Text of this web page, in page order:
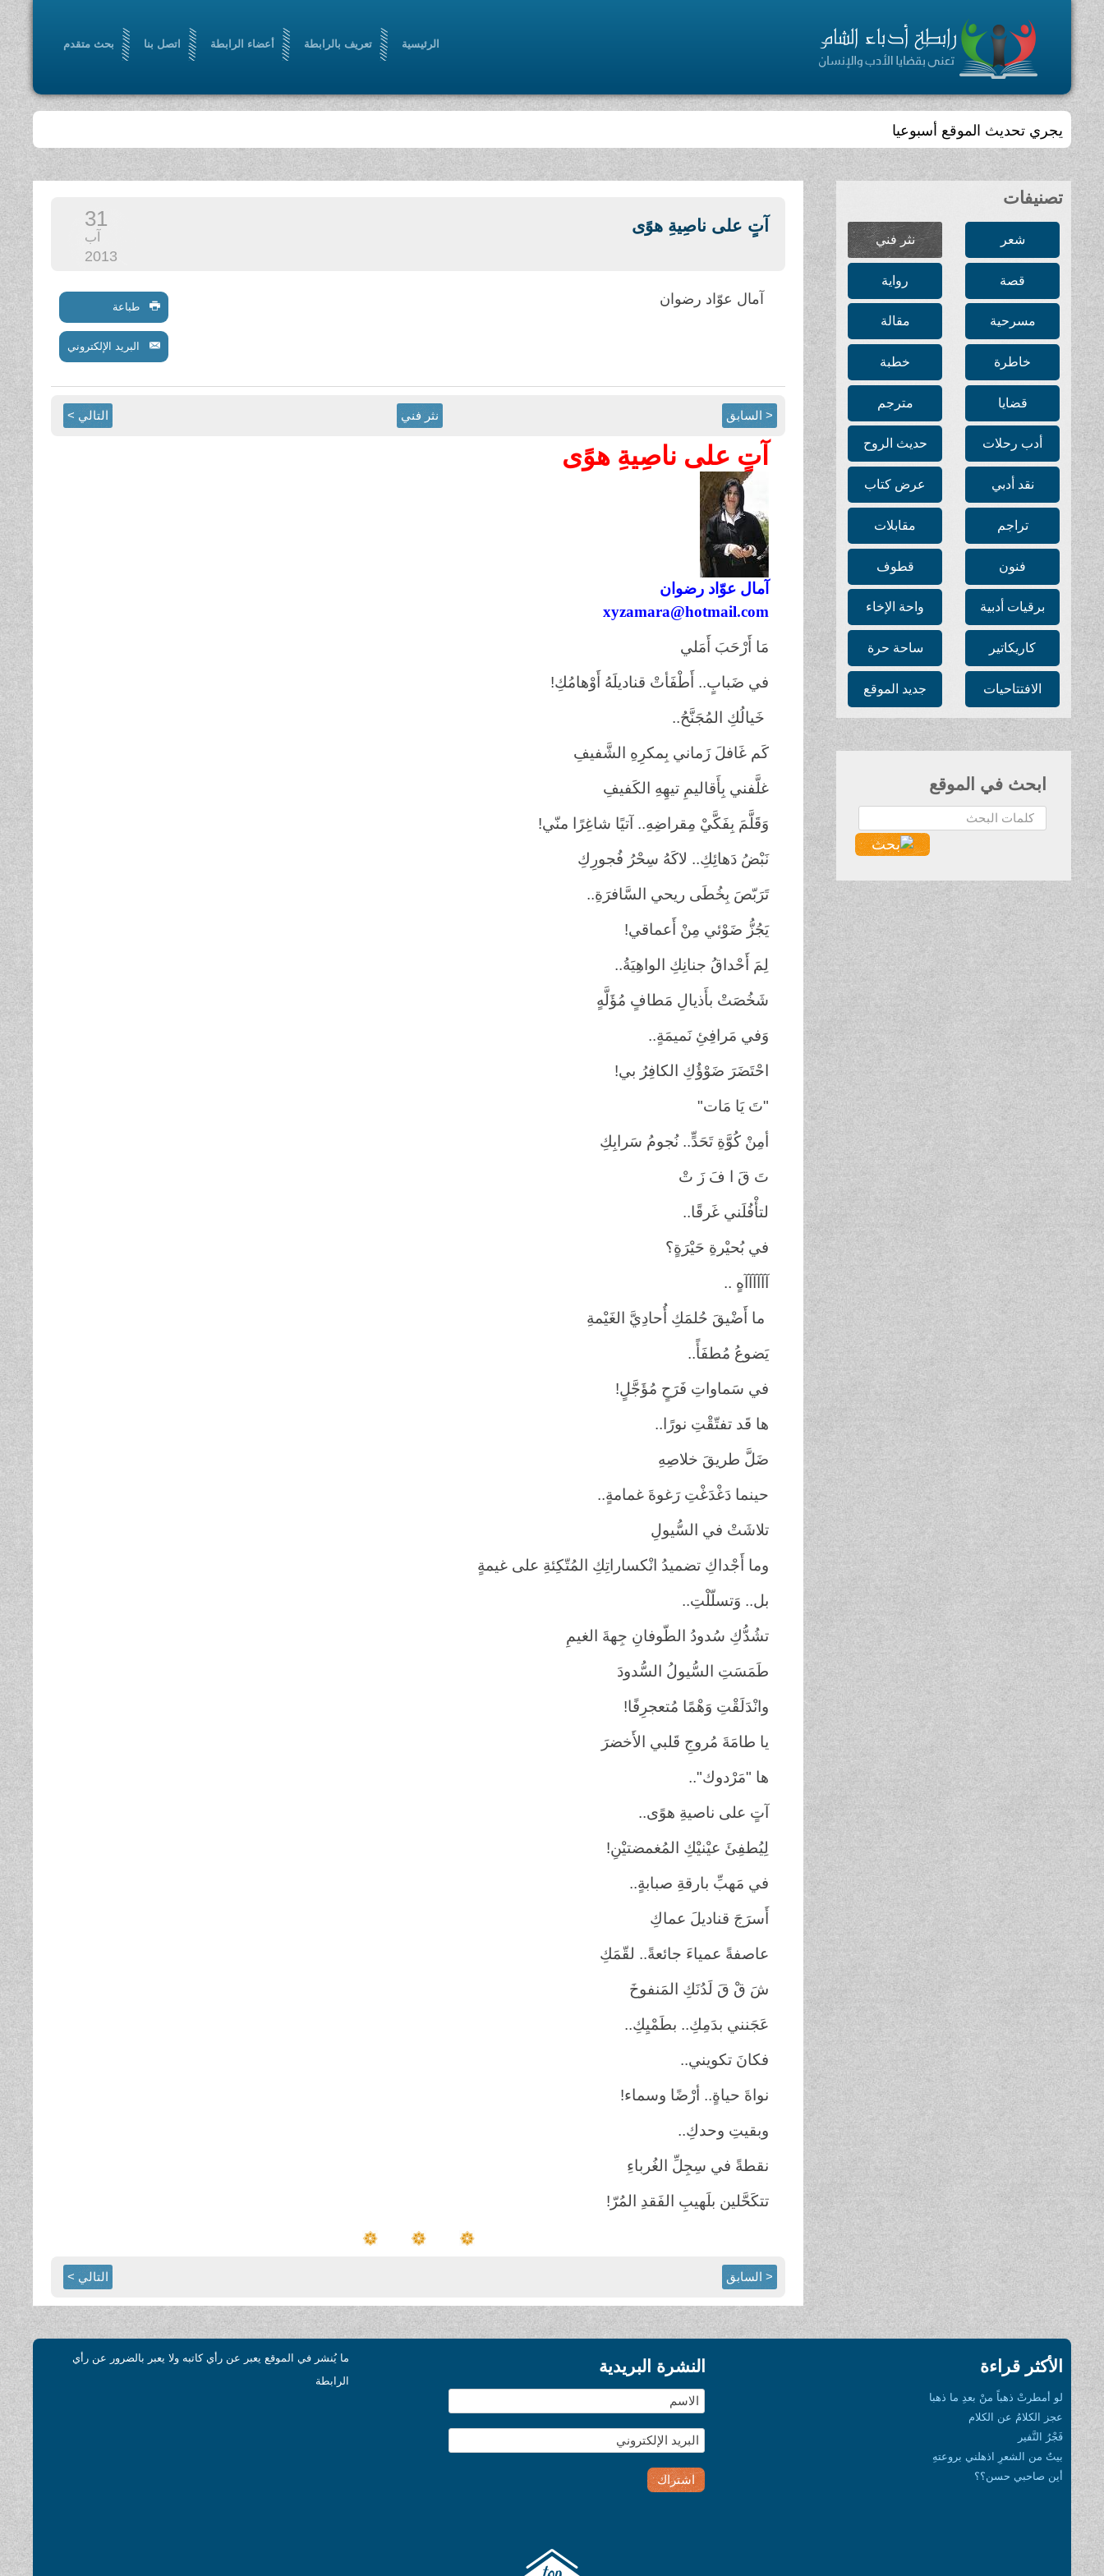
الرئيسية تعريف بالرابطة أعضاء الرابطة اتصل بنا بحث متقدم
يجري تحديث الموقع أسبوعيا
تصنيفات
شعر نثر فني
قصة رواية
مسرحية مقالة
خاطرة خطبة
قضايا مترجم
أدب رحلات حديث الروح
نقد أدبي عرض كتاب
تراجم مقابلات
فنون قطوف
برقيات أدبية واحة الإخاء
كاريكاتير ساحة حرة
الافتتاحيات جديد الموقع
ابحث في الموقع
البحث...
آتٍ على ناصِيةِ هوًى 31
آب
2013
آمال عوّاد رضوان طباعة
البريد الإلكتروني
< السابق نثر فني التالي >
آتٍ على ناصِيةِ هوًى
آمال عوّاد رضوان
xyzamara@hotmail.com
مَا أَرْحَبَ أَمَلي
في ضَبابٍ.. أَطْفَأتْ قناديلَهُ أَوْهامُكِ!
خَيالُكِ ا لمُجَنَّحُ..
كَم غَافلَ زَماني بِمكرِهِ الشَّفيفِ
غلَّفني بِأَقاليمِ تيهِهِ الكَفيفِ
وَقَلَّمَ بِفَكَّيْ مِقراضِهِ.. آتيًا شاغِرًا منّي!
نَبْضُ دَهائِكِ.. لاكَهُ سِحْرُ فُجورِكِ
تَرَبّصَ بِخُطَى ريحي السَّافرَةِ..
يَجُزُّ ضَوْئي مِنْ أَعماقي!
لِمَ أَحْداقُ جنانِكِ الواهِيَةُ..
شَخُصَتْ بأَذيالِ مَطافٍ مُؤَلَّهٍ
وَفي مَرافِئِ نَميمَةٍ..
احْتَضَرَ ضَوْؤُكِ الكافِرُ بي!
"تَ يَا مَات"
أمِنْ كُوَّةِ تَحَدٍّ.. نُجومُ سَرابِكِ
تَ قَ ا فَ زَ تْ
لتأْفُلَني غَرقًا..
في بُحيْرةِ حَيْرَةٍ؟
آآآآآآهٍ ..
ما أَضْيقَ حُلمَكِ أُحادِيَّ الغَيْمةِ
يَضوعُ مُطفَأً..
في سَماواتِ فَرَحٍ مُؤَجَّلٍ!
ها قَد تفتّقْتِ نورًا..
ضَلَّ طريقَ خلاصِهِ
حينما دَغْدَغْتِ رَغوةَ غمامةٍ..
تلاشَتْ في السُّيولِ
وما أَجْداكِ تضميدُ انْكساراتِكِ المُتّكِئةِ على غيمةٍ
بل.. وَتسلّلْتِ..
تشُدُّكِ سُدودُ الطّوفانِ جِهةَ الغيمِ
طَمَسَتِ السُّيولُ السُّدودَ
وانْدَلَقْتِ وَهْمًا مُتعجرِفًا!
يا طامَةَ مُروجِ قَلبي الأَخضرَ
ها "مَرْدوك"..
آتٍ على ناصيةِ هوًى..
لِيُطفِئَ عيْنيْكِ المُغمضتيْنِ!
في مَهبِّ بارقةِ صبابةٍ..
أَسرَجَ قناديلَ عماكِ
عاصفةً عمياءَ جائعةً.. لقّمَكِ
شَ قْ قَ لَدُنَكِ المَنفوخَ
عَجَنني بدَمِكِ.. بطَمْيِكِ..
فكانَ تكويني..
نواةَ حياةٍ.. أرْضًا وسماء!
وبقيتِ وحدكِ..
نقطةً في سِجِلِّ الغُرباءِ
تتكَحَّلين بلَهيبِ الفَقدِ المُرّ!
< السابق التالي >
الأكثر قراءة
لو أمطرتْ ذهباً منْ بعدِ ما ذهبا
عجز الكلامُ عن الكلام
فَجْرُ النَّفير
بيتٌ من الشعرِ اذهلني بروعتهِ
أين صاحبي حسن؟؟
النشرة البريدية
ما يُنشر في الموقع يعبر عن رأي كاتبه ولا يعبر بالضرور عن رأي
الرابطة